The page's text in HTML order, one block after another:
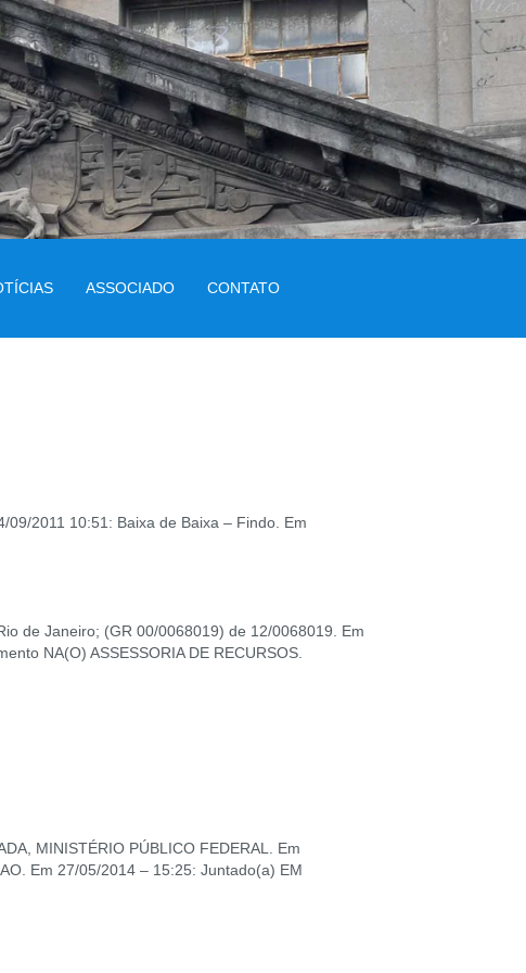
ASSOCIADO CONTATO
2011 10:51: Baixa de Baixa – Findo. Em
de Janeiro; (GR 00/0068019) de 12/0068019. Em
NA(O) ASSESSORIA DE RECURSOS.
MINISTÉRIO PÚBLICO FEDERAL. Em
Em 27/05/2014 – 15:25: Juntado(a) EM